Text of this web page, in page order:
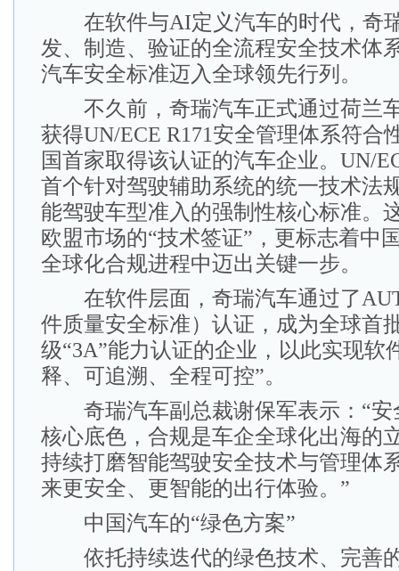
在软件与AI定义汽车的时代，奇
发、制造、验证的全流程安全技术体
汽车安全标准迈入全球领先行列。
不久前，奇瑞汽车正式通过荷兰
获得UN/ECE R171安全管理体系符合
国首家取得该认证的汽车企业。UN/
首个针对驾驶辅助系统的统一技术法
能驾驶车型准入的强制性核心标准。
欧盟市场的“技术签证”，更标志着中
全球化合规进程中迈出关键一步。
在软件层面，奇瑞汽车通过了
件质量安全标准）认证，成为全球首
级“3A”能力认证的企业，以此实现软
释、可追溯、全程可控”。
奇瑞汽车副总裁谢保军表示：“安
核心底色，合规是车企全球化出海的
持续打磨智能驾驶安全技术与管理体
来更安全、更智能的出行体验。”
中国汽车的“绿色方案”
依托持续迭代的绿色技术、完善